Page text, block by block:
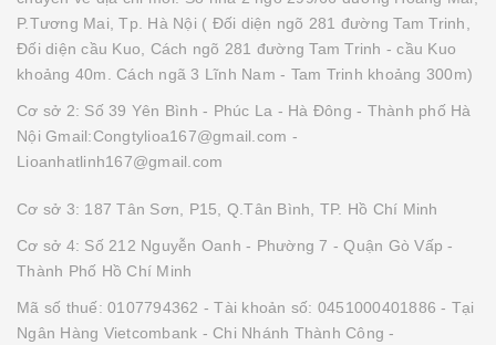
P.Tương Mai, Tp. Hà Nội ( Đối diện ngõ 281 đường Tam Trinh,
Đối diện cầu Kuo, Cách ngõ 281 đường Tam Trinh - cầu Kuo
khoảng 40m. Cách ngã 3 Lĩnh Nam - Tam Trinh khoảng 300m)
Cơ sở 2: Số 39 Yên Bình - Phúc La - Hà Đông - Thành phố Hà
Nội Gmail:Congtylioa167@gmail.com -
Lioanhatlinh167@gmail.com
Cơ sở 3: 187 Tân Sơn, P15, Q.Tân Bình, TP. Hồ Chí Minh
Cơ sở 4: Số 212 Nguyễn Oanh - Phường 7 - Quận Gò Vấp -
Thành Phố Hồ Chí Minh
Mã số thuế: 0107794362 - Tài khoản số: 0451000401886 - Tại
Ngân Hàng Vietcombank - Chi Nhánh Thành Công -